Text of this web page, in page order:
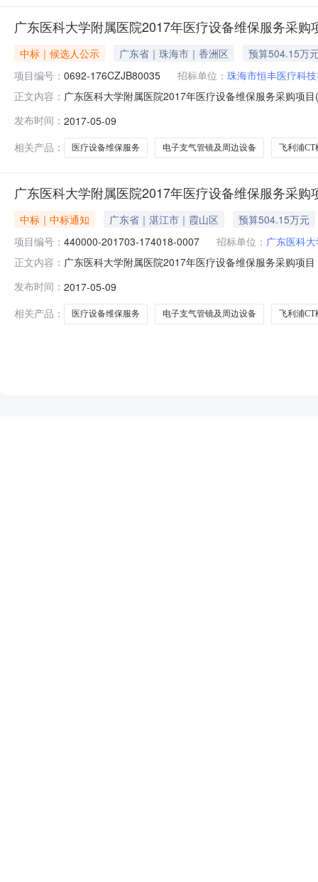
广东医科大学附属医院2017年医疗设备维保服务采购
中标｜候选人公示 广东省｜珠海市｜香洲区
预算504.15万
项目编号： 0692-176CZJB80035 招标单位： 珠海市恒丰医疗科
正文内容： 广东医科大学附属医院2017年医疗设备维保服务采购项
机断层摄影设备（CT）;广东医科大学附属医院2017年
发布时间： 2017-05-09
相关产品：
医疗设备维保服务 电子支气管镜及周边设备 飞利浦CT
广东医科大学附属医院2017年医疗设备维保服务采购
中标｜中标通知 广东省｜湛江市｜霞山区
预算504.15万元
项目编号： 440000-201703-174018-0007 招标单位： 广东医科
正文内容： 广东医科大学附属医院2017年医疗设备维保服务采购项
文项目联系电话详见公告正文采购单位广东医科大学附
址详见公告正文代理机构联系方式
发布时间： 2017-05-09
相关产品：
医疗设备维保服务 电子支气管镜及周边设备 飞利浦CT